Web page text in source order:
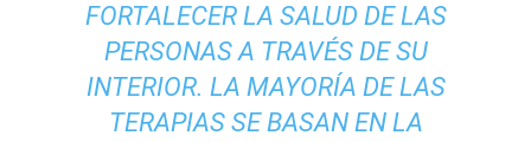
FORTALECER LA SALUD DE LAS
PERSONAS A TRAVÉS DE SU
INTERIOR. LA MAYORÍA DE LAS
TERAPIAS SE BASAN EN LA